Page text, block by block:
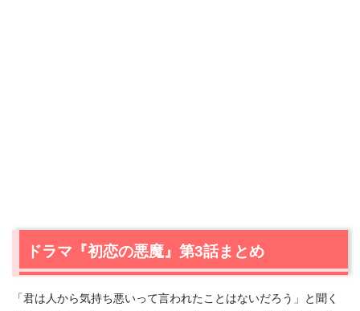
ドラマ『初恋の悪魔』第3話まとめ
「君は人から気持ち悪いって言われたことはないだろう」と聞く